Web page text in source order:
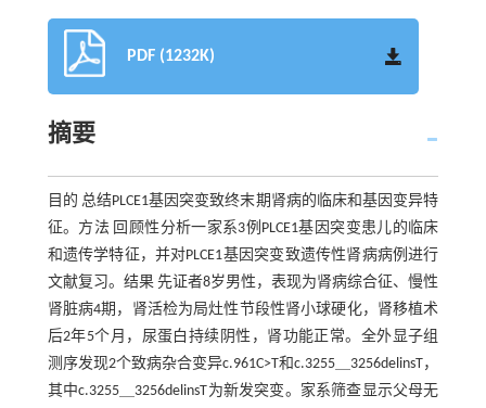
PDF (1232K)
摘要
目的 总结PLCE1基因突变致终末期肾病的临床和基因变异特
征。方法 回顾性分析一家系3例PLCE1基因突变患儿的临床
和遗传学特征，并对PLCE1基因突变致遗传性肾病病例进行
文献复习。结果 先证者8岁男性，表现为肾病综合征、慢性
肾脏病4期，肾活检为局灶性节段性肾小球硬化，肾移植术
后2年5个月，尿蛋白持续阴性，肾功能正常。全外显子组
测序发现2个致病杂合变异c.961C>T和c.3255＿3256delinsT，
其中c.3255＿3256delinsT为新发突变。家系筛查显示父母无